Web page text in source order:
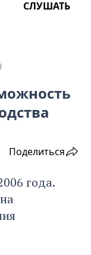
СЛУШАТЬ
Поделиться
года.